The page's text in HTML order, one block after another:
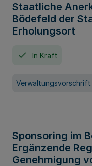
Staatliche
Bödefeld der
Erholungsort
In Kraft
Verwaltungsvorschrift
Sponsoring im
Ergänzende
Genehmigung